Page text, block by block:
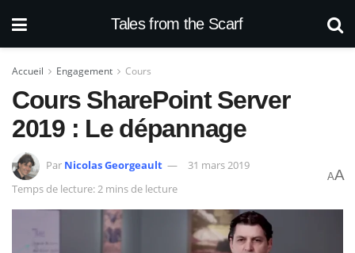
Tales from the Scarf
Accueil Engagement Cours
Cours SharePoint Server
2019 : Le dépannage
Par Nicolas Georgeault
31 mars 2019
Temps de lecture: 2 mins de lecture
AA